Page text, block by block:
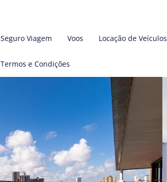
Seguro Viagem Voos Locação de Veículos
Termos e Condições